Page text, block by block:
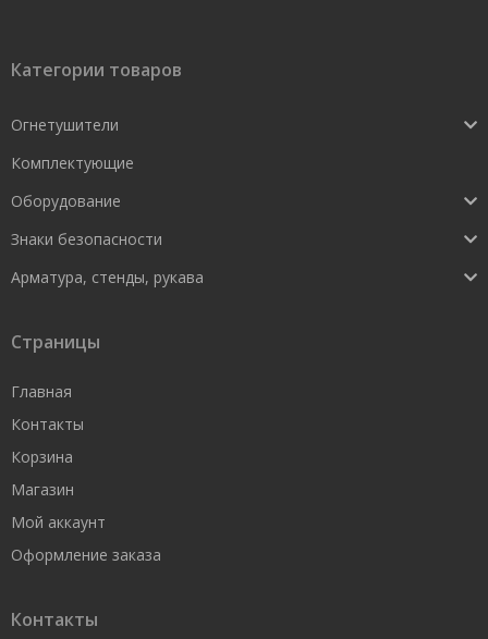
Категории товаров
Огнетушители
Комплектующие
Оборудование
Знаки безопасности
Арматура, стенды, рукава
Страницы
Главная
Контакты
Корзина
Магазин
Мой аккаунт
Оформление заказа
Контакты